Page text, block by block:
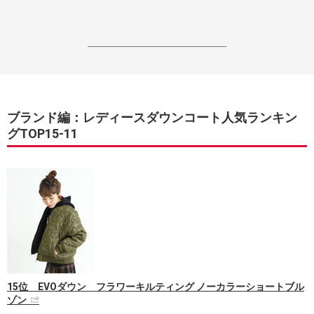
------------------------------------------------------------------
ブランド編：レディースダウンコート人気ランキン
グTOP15-11
15位 EVOダウン フラワーキルティング ノーカラーショートブル
ゾン